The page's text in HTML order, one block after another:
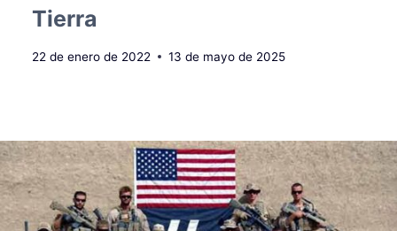
Tierra
22 de enero de 2022 13 de mayo de 2025